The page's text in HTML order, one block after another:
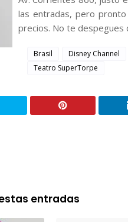
las entradas, pero
precios. No te despegues
Brasil Disney Channel
Teatro SuperTorpe
entradas